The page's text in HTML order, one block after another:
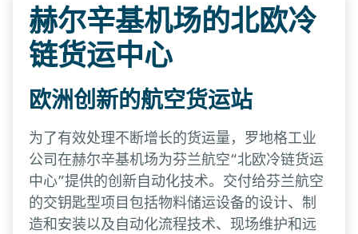
赫尔辛基机场的北欧冷
链货运中心
欧洲创新的航空货运站
为了有效处理不断增长的货运量，罗地格工业
公司在赫尔辛基机场为芬兰航空“北欧冷链货运
中心”提供的创新自动化技术。交付给芬兰航空
的交钥匙型项目包括物料储运设备的设计、制
造和安装以及自动化流程技术、现场维护和远